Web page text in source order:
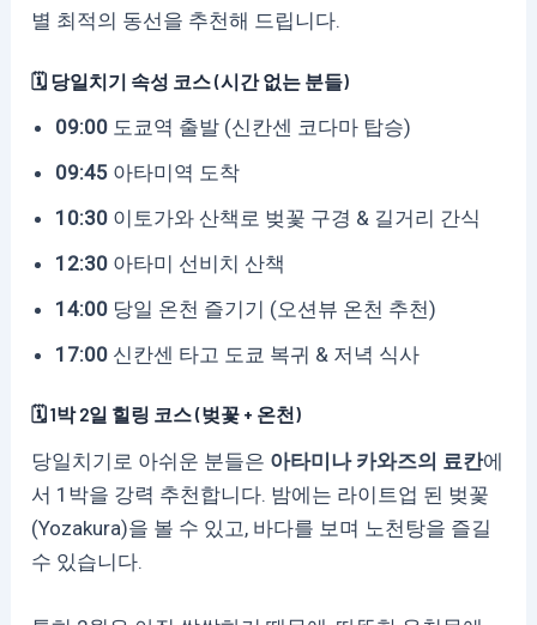
별 최적의 동선을 추천해 드립니다.
🗓️ 당일치기 속성 코스 (시간 없는 분들)
09:00 도쿄역 출발 (신칸센 코다마 탑승)
09:45 아타미역 도착
10:30 이토가와 산책로 벚꽃 구경 & 길거리 간식
12:30 아타미 선비치 산책
14:00 당일 온천 즐기기 (오션뷰 온천 추천)
17:00 신칸센 타고 도쿄 복귀 & 저녁 식사
🗓️ 1박 2일 힐링 코스 (벚꽃 + 온천)
당일치기로 아쉬운 분들은 아타미나 카와즈의 료칸에
서 1박을 강력 추천합니다. 밤에는 라이트업 된 벚꽃
(Yozakura)을 볼 수 있고, 바다를 보며 노천탕을 즐길
수 있습니다.